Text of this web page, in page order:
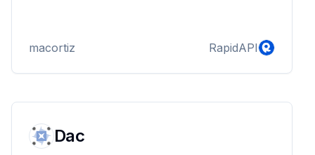
macortiz RapidAPI
Dac